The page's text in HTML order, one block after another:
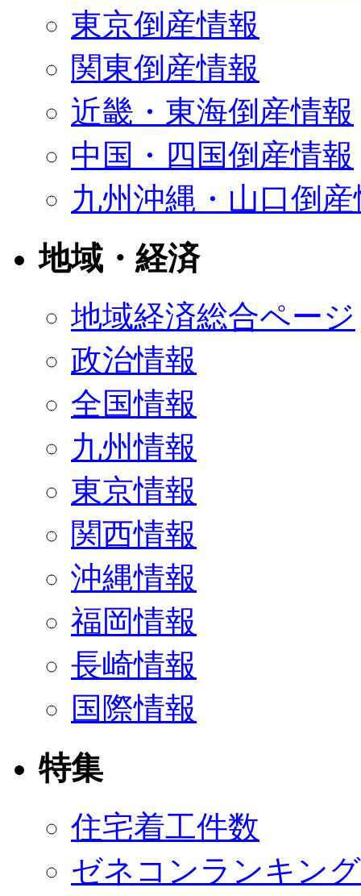
東京倒産情報
関東倒産情報
近畿・東海倒産情報
中国・四国倒産情報
九州沖縄・山口倒
地域・経済
地域経済総合ページ
政治情報
全国情報
九州情報
東京情報
関西情報
沖縄情報
福岡情報
長崎情報
国際情報
特集
住宅着工件数
ゼネコンランキング